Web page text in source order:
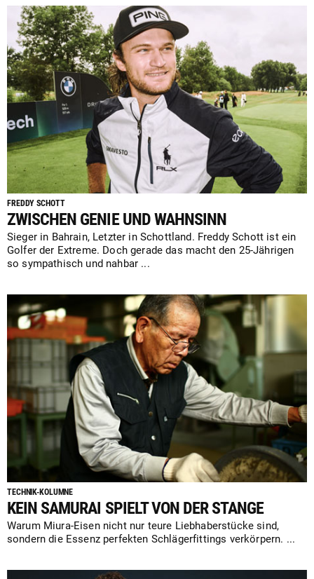
FREDDY SCHOTT
ZWISCHEN GENIE UND WAHNSINN
Sieger in Bahrain, Letzter in Schottland. Freddy Schott ist ein
Golfer der Extreme. Doch gerade das macht den 25-Jährigen
so sympathisch und nahbar ...
TECHNIK-KOLUMNE
KEIN SAMURAI SPIELT VON DER STANGE
Warum Miura-Eisen nicht nur teure Liebhaberstücke sind,
sondern die Essenz perfekten Schlägerfittings verkörpern. ...